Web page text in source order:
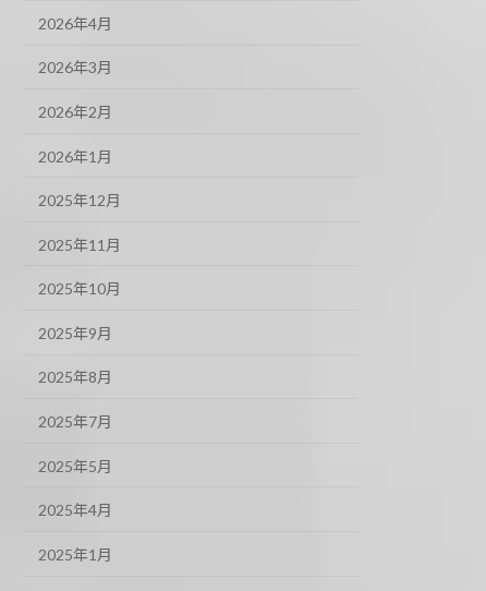
2026年4月
2026年3月
2026年2月
2026年1月
2025年12月
2025年11月
2025年10月
2025年9月
2025年8月
2025年7月
2025年5月
2025年4月
2025年1月